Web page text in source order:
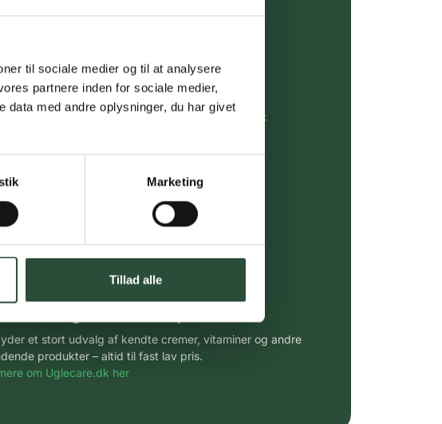
til sociale medier og til at analysere
partnere inden for sociale medier,
data med andre oplysninger, du har givet
Marketing
Tillad alle
fragt over 349 kr.
rådgivning
til din webordre på: kundeservice@uglecare.dk
leveringen via GLS, og DAO
lave priser*
udvalg af kendte produkter
et stort udvalg af kendte cremer, vitaminer og andre
produkter – altid til fast lav pris.
om Uglecare.dk her